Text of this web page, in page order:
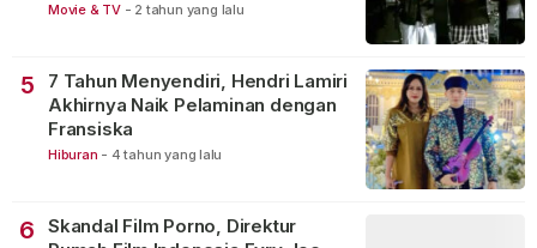
Movie & TV - 2 tahun yang lalu
5
7 Tahun Menyendiri, Hendri Lamiri
Akhirnya Naik Pelaminan dengan
Fransiska
Hiburan - 4 tahun yang lalu
6
Skandal Film Porno, Direktur